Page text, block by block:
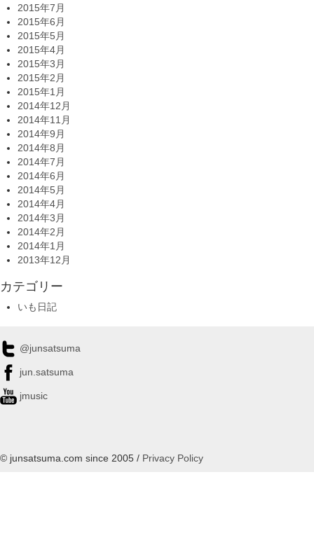
2015年7月
2015年6月
2015年5月
2015年4月
2015年3月
2015年2月
2015年1月
2014年12月
2014年11月
2014年9月
2014年8月
2014年7月
2014年6月
2014年5月
2014年4月
2014年3月
2014年2月
2014年1月
2013年12月
カテゴリー
いも日記
@junsatsuma
jun.satsuma
jmusic
© junsatsuma.com since 2005 / Privacy Policy